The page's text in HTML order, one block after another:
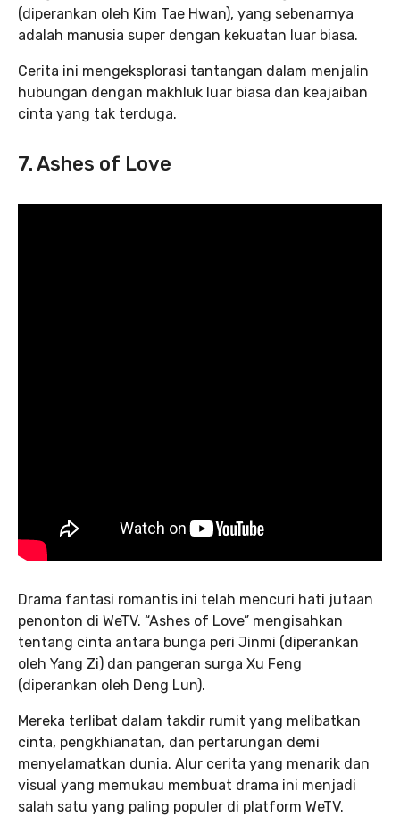
(diperankan oleh Kim Tae Hwan), yang sebenarnya
adalah manusia super dengan kekuatan luar biasa.
Cerita ini mengeksplorasi tantangan dalam menjalin
hubungan dengan makhluk luar biasa dan keajaiban
cinta yang tak terduga.
7. Ashes of Love
Drama fantasi romantis ini telah mencuri hati jutaan
penonton di WeTV. “Ashes of Love” mengisahkan
tentang cinta antara bunga peri Jinmi (diperankan
oleh Yang Zi) dan pangeran surga Xu Feng
(diperankan oleh Deng Lun).
Mereka terlibat dalam takdir rumit yang melibatkan
cinta, pengkhianatan, dan pertarungan demi
menyelamatkan dunia. Alur cerita yang menarik dan
visual yang memukau membuat drama ini menjadi
salah satu yang paling populer di platform WeTV.